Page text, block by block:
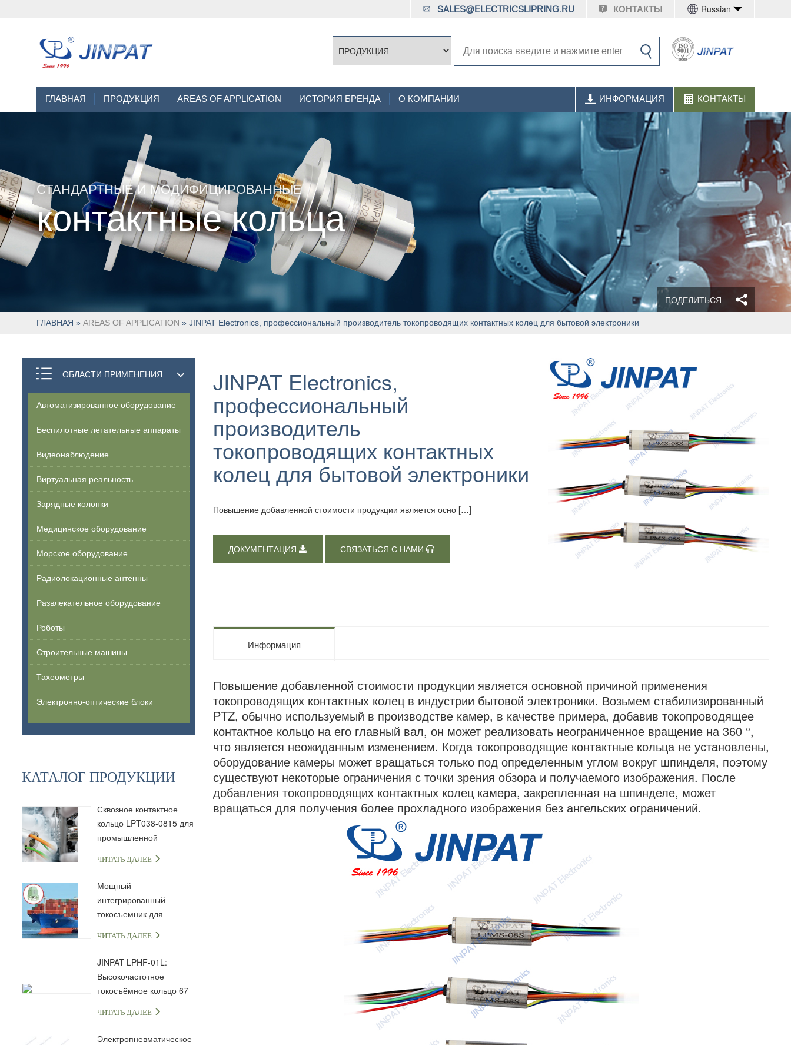
Russian
КОНТАКТЫ
SALES@ELECTRICSLIPRING.RU
ГЛАВНАЯ ПРОДУКЦИЯ AREAS OF APPLICATION ИСТОРИЯ БРЕНДА О КОМПАНИИ КОНТАКТЫ
ИНФОРМАЦИЯ
СТАНДАРТНЫЕ И МОДИФИЦИРОВАННЫЕ
контактные кольца
ГЛАВНАЯ » AREAS OF APPLICATION » JINPAT Electronics, профессиональный производитель токопроводящих контактных колец для бытовой электроники
ПОДЕЛИТЬСЯ
ОБЛАСТИ ПРИМЕНЕНИЯ
Автоматизированное оборудование
Беспилотные летательные аппараты
Видеонаблюдение
Виртуальная реальность
Зарядные колонки
Медицинское оборудование
Морское оборудование
Радиолокационные антенны
Развлекательное оборудование
Роботы
Строительные машины
Тахеометры
Электронно-оптические блоки
КАТАЛОГ ПРОДУКЦИИ
Сквозное контактное
кольцо LPT038-0815 для
промышленной
передачи сигналов
ЧИТАТЬ ДАЛЕЕ
Мощный
интегрированный
токосъемник для
промышленной техники
ЧИТАТЬ ДАЛЕЕ
JINPAT LPHF-01L:
Высокочастотное
токосъёмное кольцо 67
ЧИТАТЬ ДАЛЕЕ
Электропневматическое
JINPAT Electronics,
профессиональный
производитель
токопроводящих контактных
колец для бытовой электроники
Повышение добавленной стоимости продукции является осно […]
ДОКУМЕНТАЦИЯ СВЯЗАТЬСЯ С НАМИ
Информация
Повышение добавленной стоимости продукции является основной причиной применения
токопроводящих контактных колец в индустрии бытовой электроники. Возьмем стабилизированный
PTZ, обычно используемый в производстве камер, в качестве примера, добавив токопроводящее
контактное кольцо на его главный вал, он может реализовать неограниченное вращение на 360 °,
что является неожиданным изменением. Когда токопроводящие контактные кольца не установлены,
оборудование камеры может вращаться только под определенным углом вокруг шпинделя, поэтому
существуют некоторые ограничения с точки зрения обзора и получаемого изображения. После
добавления токопроводящих контактных колец камера, закрепленная на шпинделе, может
вращаться для получения более прохладного изображения без ангельских ограничений.